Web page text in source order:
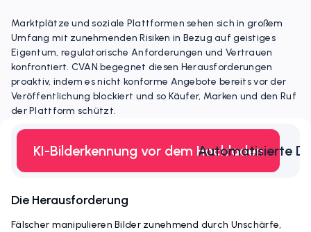
Marktplätze und soziale Plattformen sehen sich in großem
Umfang mit zunehmenden Risiken in Bezug auf geistiges
Eigentum, regulatorische Anforderungen und Vertrauen
konfrontiert. CVAN begegnet diesen Herausforderungen
proaktiv, indem es nicht konforme Angebote bereits vor der
Veröffentlichung blockiert und so Käufer, Marken und den Ruf
der Plattform schützt.
KI-Bilderkennung vor dem Hochladen
Automatisierte
Die Herausforderung
Fälscher manipulieren Bilder zunehmend durch Unschärfe,